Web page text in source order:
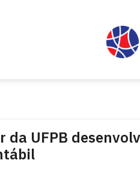
da UFPB